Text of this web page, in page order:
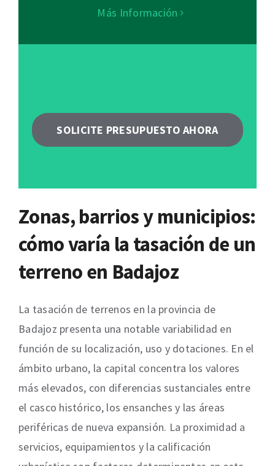
Más Información
SOLICITE PRESUPUESTO AHORA
Zonas, barrios y municipios:
cómo varía la tasación de un
terreno en Badajoz
La tasación de terrenos en la provincia de
Badajoz presenta una notable variabilidad en
función de su localización, uso y dotaciones. En el
ámbito urbano, la capital concentra los valores
más elevados, con diferencias sustanciales entre
el casco histórico, los ensanches y las áreas
periféricas de nueva expansión. La proximidad a
servicios, equipamientos y la calificación